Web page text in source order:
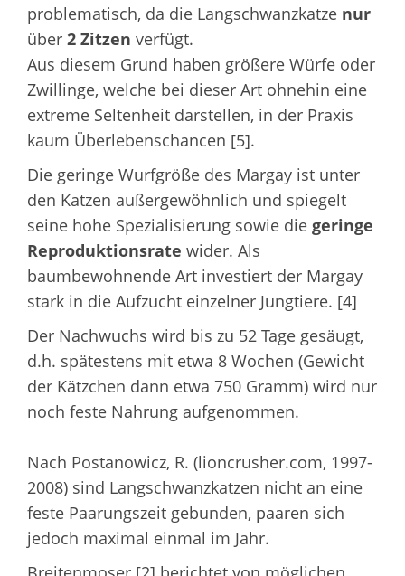
problematisch, da die Langschwanzkatze nur
über 2 Zitzen verfügt.
Aus diesem Grund haben größere Würfe oder
Zwillinge, welche bei dieser Art ohnehin eine
extreme Seltenheit darstellen, in der Praxis
kaum Überlebenschancen [5].
Die geringe Wurfgröße des Margay ist unter
den Katzen außergewöhnlich und spiegelt
seine hohe Spezialisierung sowie die geringe
Reproduktionsrate wider. Als
baumbewohnende Art investiert der Margay
stark in die Aufzucht einzelner Jungtiere. [4]
Der Nachwuchs wird bis zu 52 Tage gesäugt,
d.h. spätestens mit etwa 8 Wochen (Gewicht
der Kätzchen dann etwa 750 Gramm) wird nur
noch feste Nahrung aufgenommen.
Nach Postanowicz, R. (lioncrusher.com, 1997-
2008) sind Langschwanzkatzen nicht an eine
feste Paarungszeit gebunden, paaren sich
jedoch maximal einmal im Jahr.